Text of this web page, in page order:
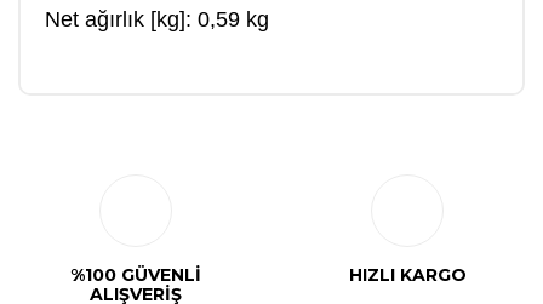
Net ağırlık [kg]: 0,59 kg
%100 GÜVENLİ
ALIŞVERİŞ
HIZLI KARGO